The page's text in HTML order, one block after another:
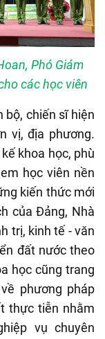
Phó Giám
các học viên
bộ, chiến sĩ hiện
vị, địa phương.
khoa học, phù
học viên nền
kiến thức mới
của Đảng, Nhà
trị, kinh tế - văn
đất nước theo
học cũng trang
phương pháp
thực tiễn nhằm
vụ chuyên